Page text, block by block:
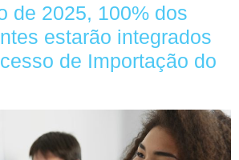
de 2025, 100% dos
estarão integrados
de Importação do